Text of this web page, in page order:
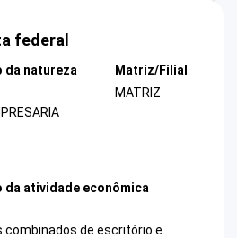
federal
da natureza
Matriz/Filial
MATRIZ
da atividade econômica
combinados de escritório e